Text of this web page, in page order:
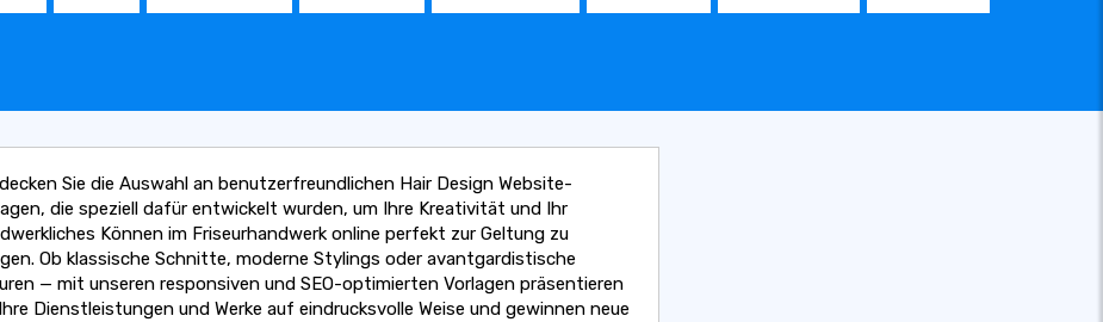
Sie die Auswahl an benutzerfreundlichen Hair Design Website-
die speziell dafür entwickelt wurden, um Ihre Kreativität und Ihr
Können im Friseurhandwerk online perfekt zur Geltung zu
Ob klassische Schnitte, moderne Stylings oder avantgardistische
— mit unseren responsiven und SEO-optimierten Vorlagen präsentieren
Dienstleistungen und Werke auf eindrucksvolle Weise und gewinnen neue